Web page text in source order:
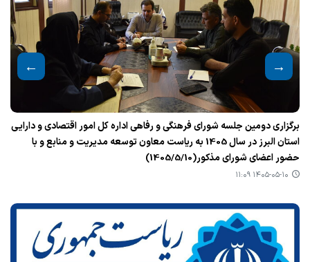
دارایی
و با
ساختمان مدیریت بحران، تله متری و CMR
۱۴۰۵-۰۴-۲۹ ۱۰:۱۲